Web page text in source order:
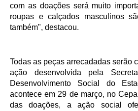
com as doações será muito
roupas e calçados masculinos
também", destacou.
Todas as peças arrecadadas serão
ação desenvolvida pela
Desenvolvimento Social do
acontece em 29 de março, no
das doações, a ação social